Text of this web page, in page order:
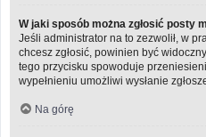
W jaki sposób można zgłosić posty
Jeśli administrator na to zezwolił, w
chcesz zgłosić, powinien być
tego przycisku spowoduje
wypełnieniu umożliwi wysłanie
Na górę